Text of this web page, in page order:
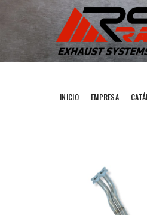
INICIO EMPRESA